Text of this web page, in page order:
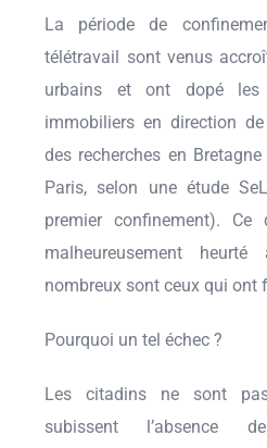
La période de
télétravail sont venus
urbains et ont dopé les
immobiliers en direction
des recherches en
Paris, selon une étude
premier confinement). Ce
malheureusement
nombreux sont ceux qui ont
Pourquoi un tel échec ?
Les citadins ne sont
subissent l’absence